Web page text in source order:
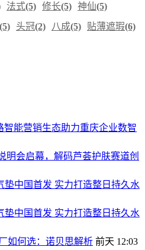
法式(5) 修长(5) 神仙(5)
(5) 头冠(2) 八成(5) 贴薄遮瑕(6)
能营销生态助力重庆企业数智
明会启幕，解码芦荟护肤赛道创
垫中国首发 实力打造整日持久水
垫中国首发 实力打造整日持久水
如何选：诺贝思解析 前天 12:03